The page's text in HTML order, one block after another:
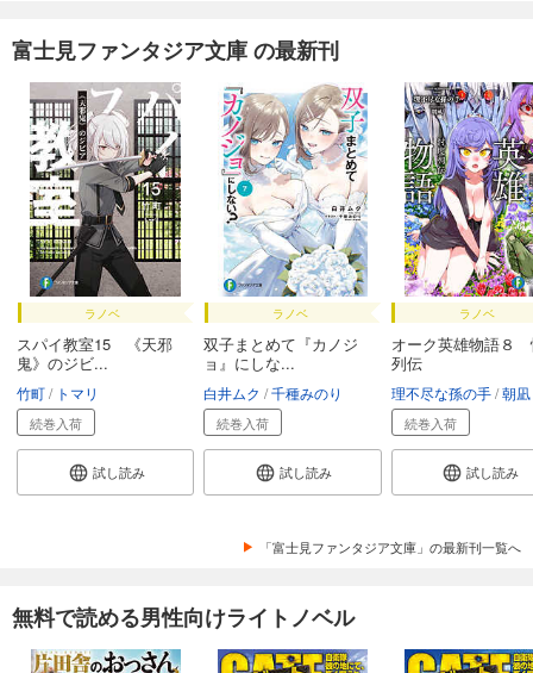
富士見ファンタジア文庫 の最新刊
ラノベ
スパイ教室15 《天邪
鬼》のジビ...
竹町 トマリ
続巻入荷
試し読み
ラノベ
双子まとめて『カノジ
ョ』にしな...
白井ムク 千種みのり
続巻入荷
試し読み
ラノベ
オーク英雄物語８
列伝
理不尽な孫の手 朝凪
続巻入荷
試し読み
「富士見ファンタジア文庫」の最新刊一覧へ
無料で読める男性向けライトノベル